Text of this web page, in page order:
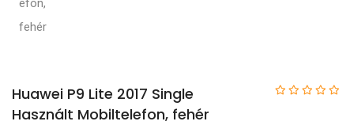
Huawei P9 Lite 2017 Single
Használt Mobiltelefon, fehér